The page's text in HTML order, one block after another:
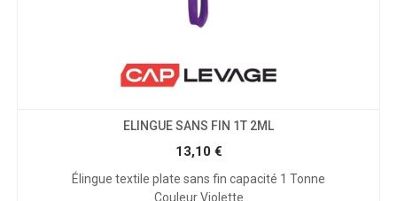
ELINGUE SANS FIN 1T 2ML
13,10€
Élingue textile plate sans fin capacité 1 Tonne
Couleur Violette